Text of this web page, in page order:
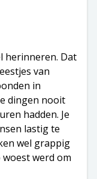
herinneren. Dat
van
in
dingen nooit
hadden. Je
lastig te
wel grappig
werd om